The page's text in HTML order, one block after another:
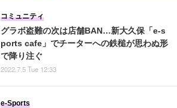
グラボ盗難の次は店舗BAN…新大久保「e-s
ports cafe」でチーターへの鉄槌が思わぬ形
で降り注ぐ
コミュニティ
2022.7.5 Tue 12:33
e-Sports